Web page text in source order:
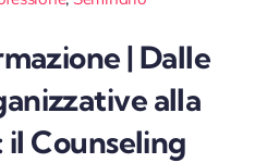
| Dalle
alla
Counseling